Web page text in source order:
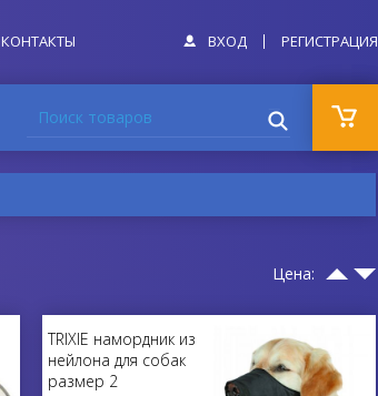
КОНТАКТЫ ВХОД РЕГИСТРАЦИЯ
Поиск товаров
Цена:
TRIXIE намордник из
нейлона для собак
размер 2